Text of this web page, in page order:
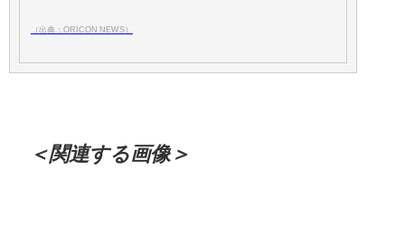
（出典：ORICON NEWS）
＜関連する画像＞